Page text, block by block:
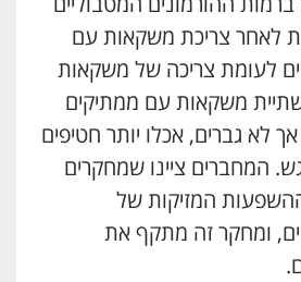
לאחר צריכת משקאות עם
לעומת צריכה של משקאות
משקאות עם ממתיקים
לא גברים, אכלו יותר חטיפים
המחברים ציינו שמחקרים
המזיקות של
ומחקר זה מתקף את